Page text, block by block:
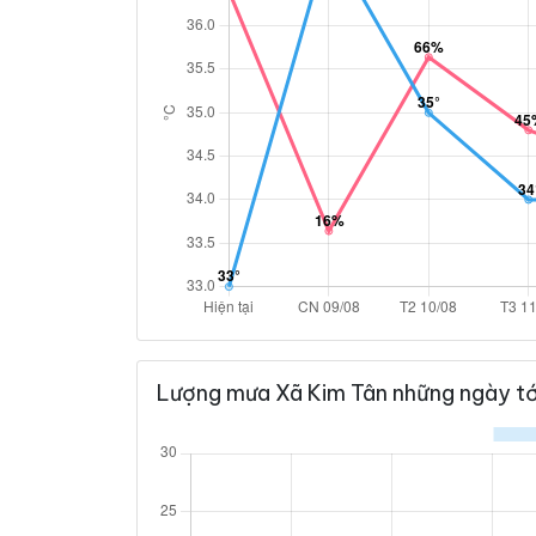
Lượng mưa Xã Kim Tân những ngày